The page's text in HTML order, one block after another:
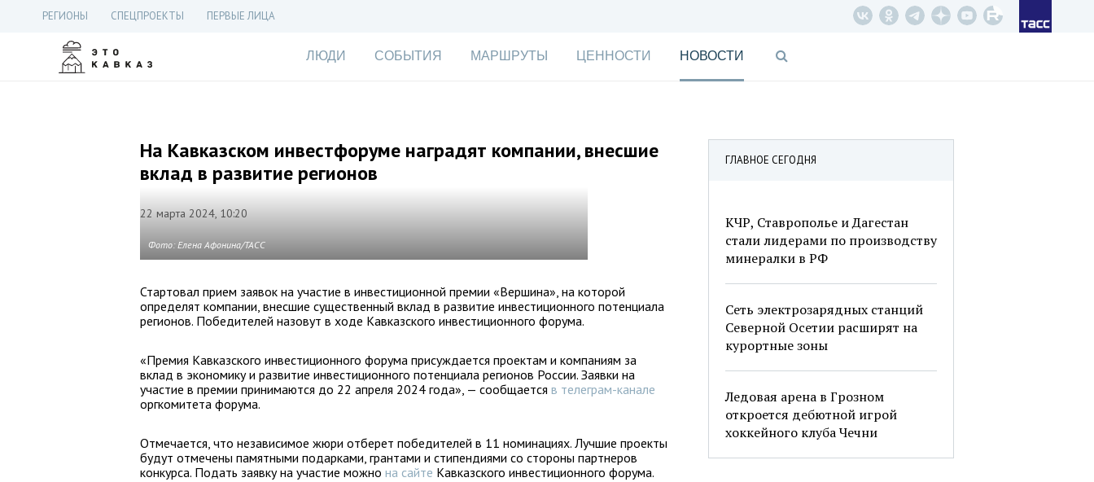
РЕГИОНЫ СПЕЦПРОЕКТЫ ПЕРВЫЕ ЛИЦА
ЛЮДИ СОБЫТИЯ МАРШРУТЫ ЦЕННОСТИ НОВОСТИ
ГЛАВНОЕ СЕГОДНЯ
КЧР, Ставрополье и Дагестан
стали лидерами по производству
минералки в РФ
Сеть электрозарядных станций
Северной Осетии расширят на
курортные зоны
Ледовая арена в Грозном
откроется дебютной игрой
хоккейного клуба Чечни
На Кавказском инвестфоруме наградят компании, внесшие
вклад в развитие регионов
22 марта 2024, 10:20
Фото: Елена Афонина/ТАСС
Стартовал прием заявок на участие в инвестиционной премии «Вершина», на которой
определят компании, внесшие существенный вклад в развитие инвестиционного потенциала
регионов. Победителей назовут в ходе Кавказского инвестиционного форума.
«Премия Кавказского инвестиционного форума присуждается проектам и компаниям за
вклад в экономику и развитие инвестиционного потенциала регионов России. Заявки на
участие в премии принимаются до 22 апреля 2024 года», — сообщается в телеграм-канале
оргкомитета форума.
Отмечается, что независимое жюри отберет победителей в 11 номинациях. Лучшие проекты
будут отмечены памятными подарками, грантами и стипендиями со стороны партнеров
конкурса. Подать заявку на участие можно на сайте Кавказского инвестиционного форума.